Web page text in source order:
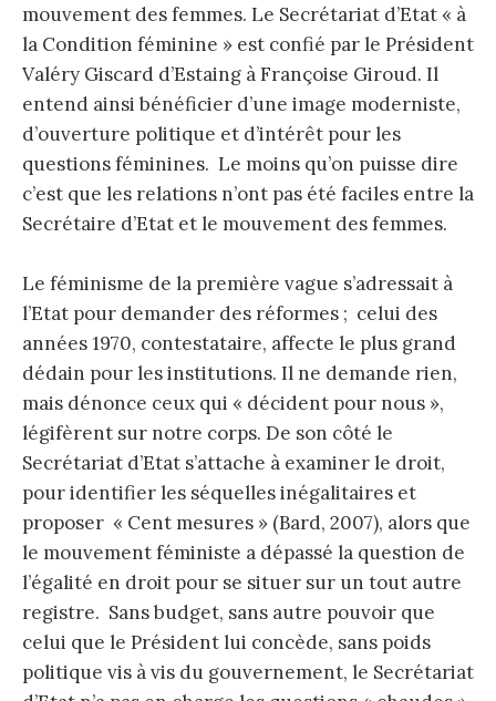
mouvement des femmes. Le Secrétariat d’Etat « à
la Condition féminine » est confié par le Président
Valéry Giscard d’Estaing à Françoise Giroud. Il
entend ainsi bénéficier d’une image moderniste,
d’ouverture politique et d’intérêt pour les
questions féminines. Le moins qu’on puisse dire
c’est que les relations n’ont pas été faciles entre la
Secrétaire d’Etat et le mouvement des femmes.
Le féminisme de la première vague s’adressait à
l’Etat pour demander des réformes ; celui des
années 1970, contestataire, affecte le plus grand
dédain pour les institutions. Il ne demande rien,
mais dénonce ceux qui « décident pour nous »,
légifèrent sur notre corps. De son côté le
Secrétariat d’Etat s’attache à examiner le droit,
pour identifier les séquelles inégalitaires et
proposer « Cent mesures » (Bard, 2007), alors que
le mouvement féministe a dépassé la question de
l’égalité en droit pour se situer sur un tout autre
registre. Sans budget, sans autre pouvoir que
celui que le Président lui concède, sans poids
politique vis à vis du gouvernement, le Secrétariat